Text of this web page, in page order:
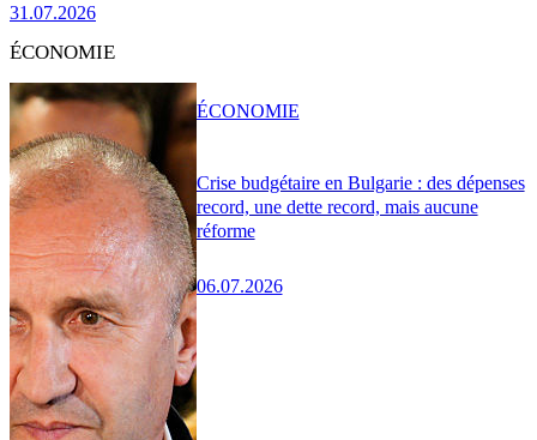
31.07.2026
ÉCONOMIE
Crise budgétaire en Bulgarie : des dépenses
record, une dette record, mais aucune
réforme
06.07.2026
ÉCONOMIE